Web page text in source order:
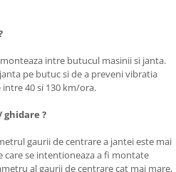
intre butucul masinii si janta.
pe butuc si de a preveni vibratia
intre 40 si 130 km/ora.
?
gaurii de centrare a jantei este mai
se intentioneaza a fi montate
al gaurii de centrare cat mai mare,